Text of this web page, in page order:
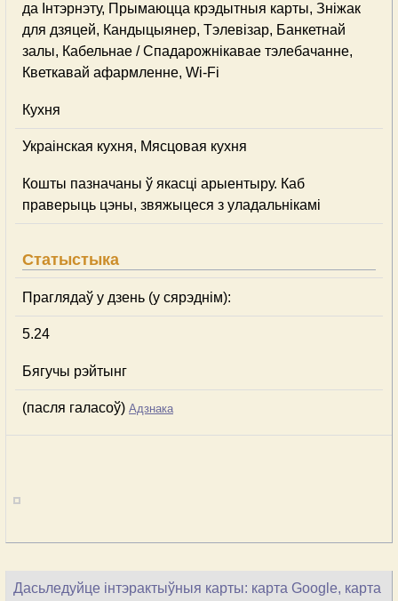
да Інтэрнэту, Прымаюцца крэдытныя карты, Зніжак
для дзяцей, Кандыцыянер, Тэлевізар, Банкетнай
залы, Кабельнае / Спадарожнiкавае тэлебачанне,
Кветкавай афармленне, Wi-Fi
Кухня
Украінская кухня, Мясцовая кухня
Кошты пазначаны ў якасці арыентыру. Каб
праверыць цэны, звяжыцеся з уладальнікамі
Статыстыка
Праглядаў у дзень (у сярэднім):
5.24
Бягучы рэйтынг
(пасля галасоў) Адзнака
Дасьледуйце інтэрактыўныя карты: карта Google, карта